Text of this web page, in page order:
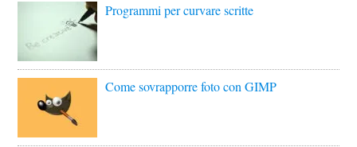
Programmi per curvare scritte
Come sovrapporre foto con GIMP